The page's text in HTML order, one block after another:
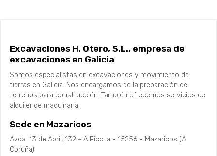
Excavaciones H. Otero, S.L., empresa de
excavaciones en Galicia
Somos especialistas en excavaciones y movimiento de
tierras en Galicia. Nos encargamos de la preparación de
terrenos para construcción. También ofrecemos servicios de
alquiler de maquinaria.
Sede en Mazaricos
Avda. 13 de Abril, 132 - A Picota - 15256 - Mazaricos (A
Coruña)